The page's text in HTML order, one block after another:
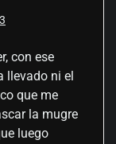
con ese
llevado ni el
que me
la mugre
luego